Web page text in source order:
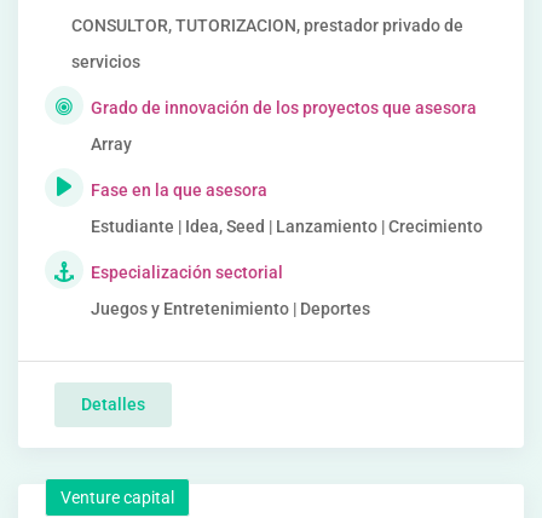
CONSULTOR, TUTORIZACION, prestador privado de
servicios
Grado de innovación de los proyectos que asesora
Array
Fase en la que asesora
Estudiante | Idea, Seed | Lanzamiento | Crecimiento
Especialización sectorial
Juegos y Entretenimiento | Deportes
Detalles
Venture capital